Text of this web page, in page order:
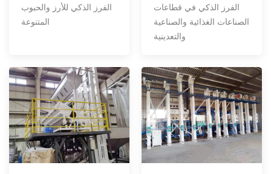
الفرز الذكي للأرز والحبوب
المتنوعة
الفرز الذكي في قطاعات
الصناعات الغذائية والصناعية
والتعدينية